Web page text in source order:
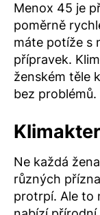
Menox 45 je
poměrně
máte potíže s
přípravek.
ženském těle
bez
Ne každá
různých
protrpí. Ale to